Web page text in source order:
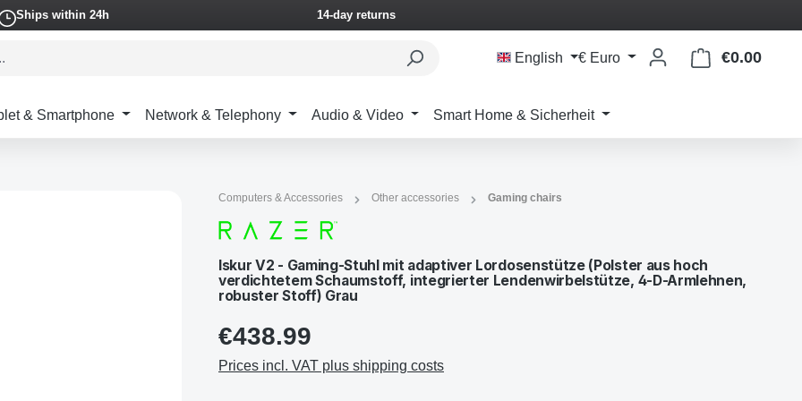
Ships within 24h 14-day returns
English € Euro €0.00
& Smartphone Network & Telephony Audio & Video Smart Home & Sicherheit
Computers & Accessories Other accessories Gaming chairs
Iskur V2 - Gaming-Stuhl mit adaptiver Lordosenstütze (Polster aus hoch
verdichtetem Schaumstoff, integrierter Lendenwirbelstütze, 4-D-Armlehnen,
robuster Stoff) Grau
€438.99
Prices incl. VAT plus shipping costs